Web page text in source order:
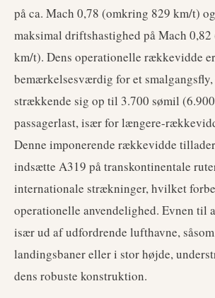
på ca. Mach 0,78 (omkring 829 km/t)
maksimal driftshastighed på Mach
km/t). Dens operationelle rækkevidde
bemærkelsesværdig for et
strækkende sig op til 3.700 sømil
passagerlast, især for længere-
Denne imponerende rækkevidde
indsætte A319 på transkontinentale
internationale strækninger, hvilket
operationelle anvendelighed. Evnen til
især ud af udfordrende lufthavne,
landingsbaner eller i stor højde,
dens robuste konstruktion.